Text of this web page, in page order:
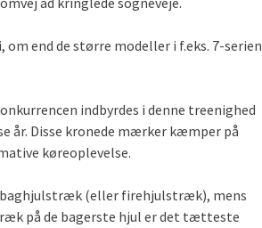
end de større modeller i f.eks. 7-serien
indbyrdes i denne treenighed
år. Disse kronede mærker kæmper på
køreoplevelse.
baghjulstræk (eller firehjulstræk), mens
på de bagerste hjul er det tætteste